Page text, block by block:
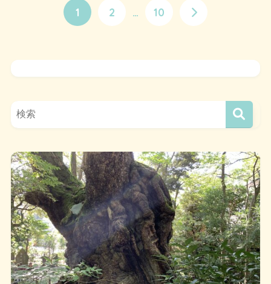
1 2 … 10